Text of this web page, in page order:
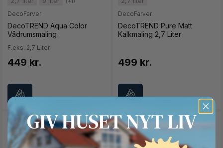
DecoFarver
DecoTREND Aqua Color
Vådrumsmaling
F.eks. 2,7 Liter
449 kr.
DecoFarver
DecoTREND Pure Matt
Kalkmaling 2,7 Liter
499 kr.
SPAR 36%